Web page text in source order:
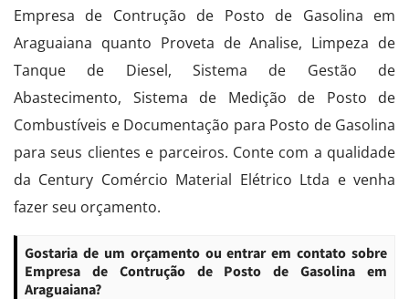
Empresa de Contrução de Posto de Gasolina em
Araguaiana quanto Proveta de Analise, Limpeza de
Tanque de Diesel, Sistema de Gestão de
Abastecimento, Sistema de Medição de Posto de
Combustíveis e Documentação para Posto de Gasolina
para seus clientes e parceiros. Conte com a qualidade
da Century Comércio Material Elétrico Ltda e venha
fazer seu orçamento.
Gostaria de um orçamento ou entrar em contato sobre
Empresa de Contrução de Posto de Gasolina em
Araguaiana?